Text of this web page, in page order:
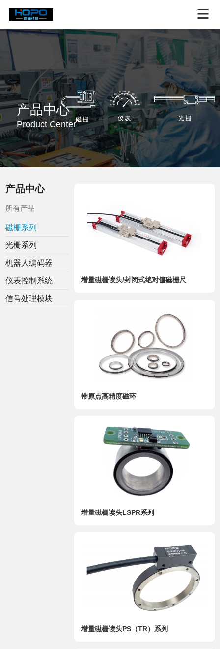
产品中心
Product Center
产品中心
所有产品
磁栅系列
光栅系列
机器人编码器
仪表控制系统
信号处理模块
增量磁栅读头/封闭式绝对值磁栅尺
带原点高精度磁环
增量磁栅读头LSPR系列
增量磁栅读头PS（TR）系列